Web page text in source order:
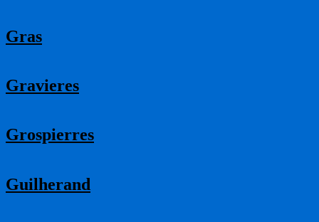
Gras
Gravieres
Grospierres
Guilherand